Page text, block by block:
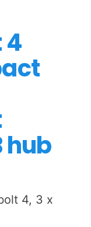
4
hub
4, 3 x